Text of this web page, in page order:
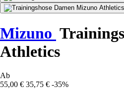
Mizuno
Athletics
Ab
55,00 € 35,75 € -35%